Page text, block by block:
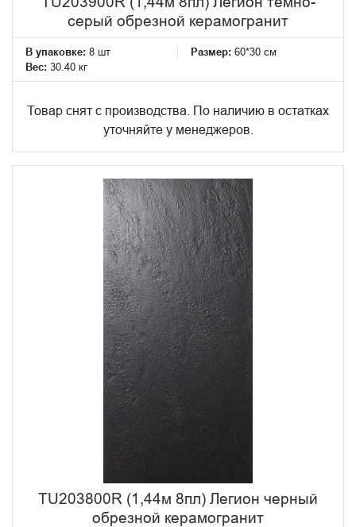
серый обрезной керамогранит
В упаковке: 8 шт Размер: 60*30 см
Вес: 30.40 кг
Товар снят с производства. По наличию в остатках
уточняйте у менеджеров.
TU203800R (1,44м 8пл) Легион черный
обрезной керамогранит